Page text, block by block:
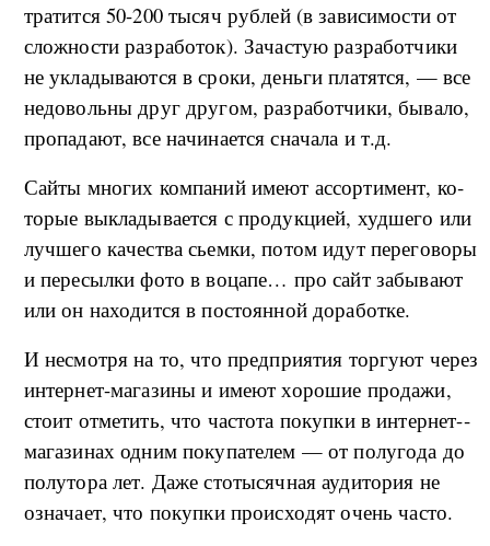
тра­ти­т­ся 50-200 ты­сяч руб­лей (в за­ви­си­мо­сти от
сло­ж­но­сти раз­ра­бо­ток). За­ча­стую раз­ра­бо­т­чи­ки
не укла­ды­ва­ют­ся в сро­ки, день­ги пла­тят­ся, — все
не­до­воль­ны друг дру­гом, раз­ра­бо­т­чи­ки, бы­ва­ло,
про­па­да­ют, все на­чи­на­ет­ся сна­ча­ла и т.д.
Сай­ты мно­гих ко­м­па­ний име­ют ас­сор­ти­мент, ко­
то­рые вы­кла­ды­ва­ет­ся с про­дук­ци­ей, худ­ше­го или
луч­ше­го ка­че­ства сье­м­ки, по­том идут пе­ре­го­во­ры
и пе­ре­сы­л­ки фо­то в во­ца­пе… про сайт за­бы­ва­ют
или он на­хо­ди­т­ся в по­сто­ян­ной до­ра­бо­т­ке.
И не­смо­т­ря на то, что пред­при­я­тия тор­гу­ют че­рез
ин­тер­нет-­ма­га­зи­ны и име­ют хо­ро­шие про­да­жи,
сто­ит от­ме­тить, что ча­сто­та по­ку­п­ки в ин­тер­нет-­
ма­га­зи­нах од­ним по­ку­па­те­лем — от по­лу­го­да до
по­лу­то­ра лет. Да­же сто­ты­сяч­ная ауди­то­рия не
озна­ча­ет, что по­ку­п­ки про­ис­хо­дят очень часто.